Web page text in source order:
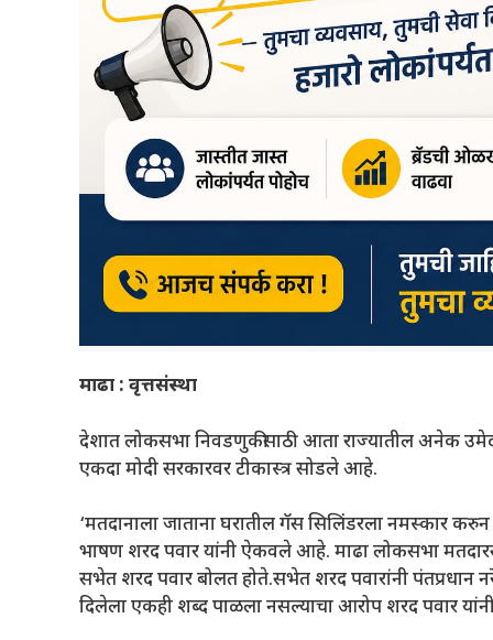
माढा : वृत्तसंस्था
देशात लोकसभा निवडणुकीसाठी आता राज्यातील अनेक
एकदा मोदी सरकारवर टीकास्त्र सोडले आहे.
‘मतदानाला जाताना घरातील गॅस सिलिंडरला नमस्कार
भाषण शरद पवार यांनी ऐकवले आहे. माढा लोकसभा
सभेत शरद पवार बोलत होते.सभेत शरद पवारांनी पंतप्रधान
दिलेला एकही शब्द पाळला नसल्याचा आरोप शरद पवार